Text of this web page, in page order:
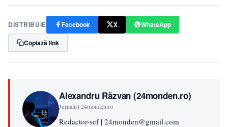
DISTRIBUIE Facebook X
WhatsApp
Copiază link
Alexandru Răzvan (24monden.ro)
Jurnalist 24monden.ro
Redactor-sef | 24monden@gmail.com